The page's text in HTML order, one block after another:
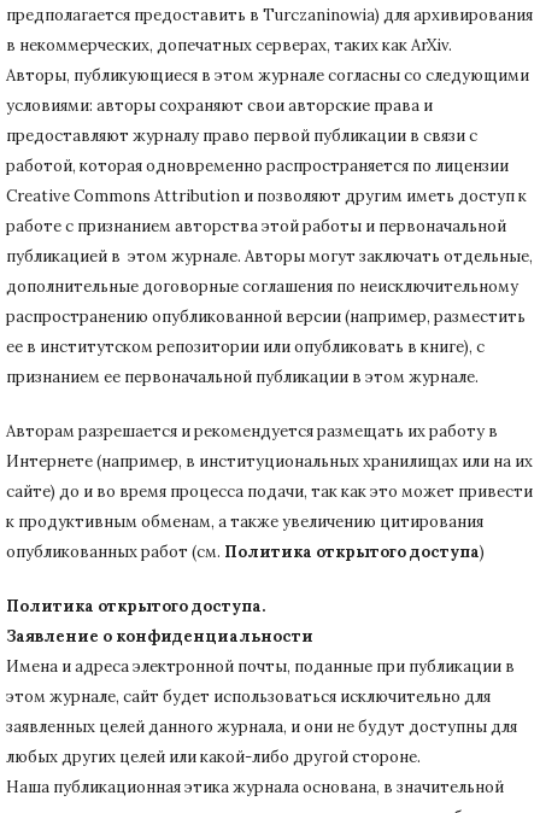
предполагается предоставить в Turczaninowia) для архивирования
в некоммерческих, допечатных серверах, таких как ArXiv.
Авторы, публикующиеся в этом журнале согласны со следующими
условиями: авторы сохраняют свои авторские права и
предоставляют журналу право первой публикации в связи с
работой, которая одновременно распространяется по лицензии
Creative Commons Attribution и позволяют другим иметь доступ к
работе с признанием авторства этой работы и первоначальной
публикацией в этом журнале. Авторы могут заключать отдельные,
дополнительные договорные соглашения по неисключительному
распространению опубликованной версии (например, разместить
ее в институтском репозитории или опубликовать в книге), с
признанием ее первоначальной публикации в этом журнале.
Авторам разрешается и рекомендуется размещать их работу в
Интернете (например, в институциональных хранилищах или на их
сайте) до и во время процесса подачи, так как это может привести
к продуктивным обменам, а также увеличению цитирования
опубликованных работ (см. Политика открытого доступа)
Политика открытого доступа.
Заявление о конфиденциальности
Имена и адреса электронной почты, поданные при публикации в
этом журнале, сайт будет использоваться исключительно для
заявленных целей данного журнала, и они не будут доступны для
любых других целей или какой-либо другой стороне.
Наша публикационная этика журнала основана, в значительной